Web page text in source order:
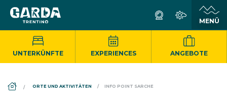
UNTERKÜNFTE EXPERIENCES ANGEBOTE
ORTE UND AKTIVITÄTEN INFO POINT SARCHE